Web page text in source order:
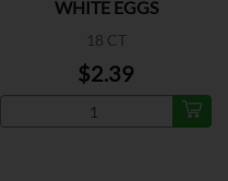
WHITE EGGS
18 CT
$2.39